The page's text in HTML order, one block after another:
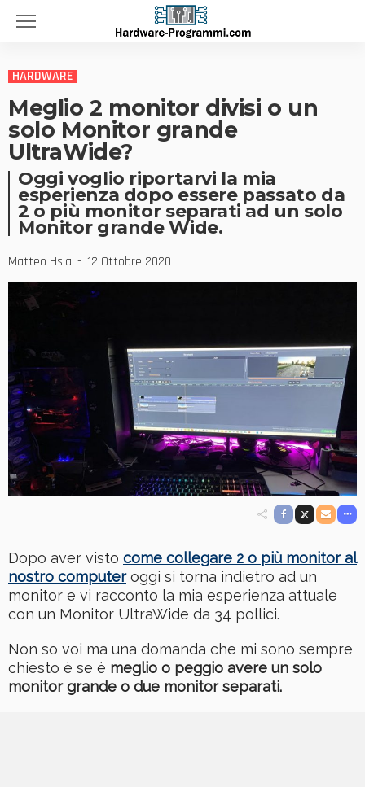
HARDWARE
Meglio 2 monitor divisi o un
solo Monitor grande
UltraWide?
Oggi voglio riportarvi la mia
esperienza dopo essere passato da
2 o più monitor separati ad un solo
Monitor grande Wide.
Matteo Hsia 12 Ottobre 2020
Dopo aver visto come collegare 2 o più monitor al
nostro computeroggi si torna indietro ad un
monitor e vi racconto la mia esperienza attuale
con un Monitor UltraWide da 34 pollici.
Non so voi ma una domanda che mi sono sempre
chiesto è se è meglio o peggio avere un solo
monitor grande o due monitor separati.